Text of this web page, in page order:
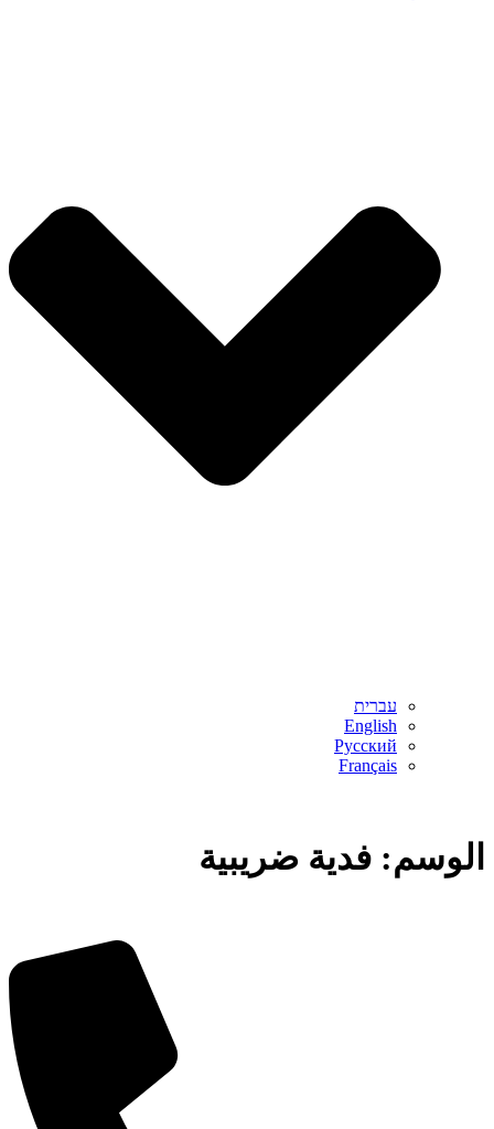
עברית
English
Русский
Français
الوسم: فدية ضريبية